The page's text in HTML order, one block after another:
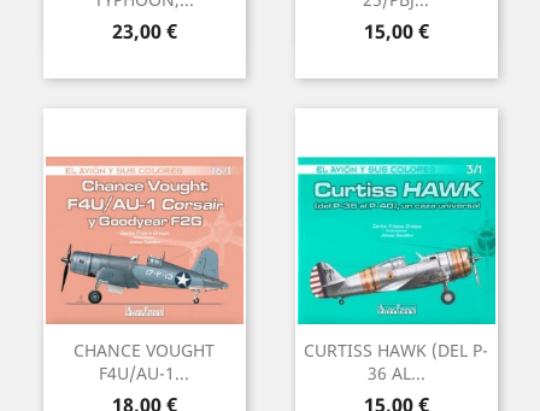
Precio
23,00 € Precio
15,00 €
CHANCE VOUGHT
F4U/AU-1...
Precio
18,00 €
CURTISS HAWK (DEL P-
36 AL...
Precio
15,00 €